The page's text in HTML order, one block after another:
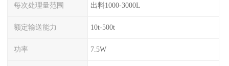
每次处理量范围 出料1000-3000L
额定输送能力 10t-500t
功率 7.5W